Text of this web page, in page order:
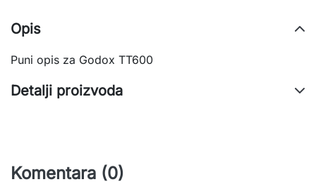
Opis
Puni opis za Godox TT600
Detalji proizvoda
Komentara (0)